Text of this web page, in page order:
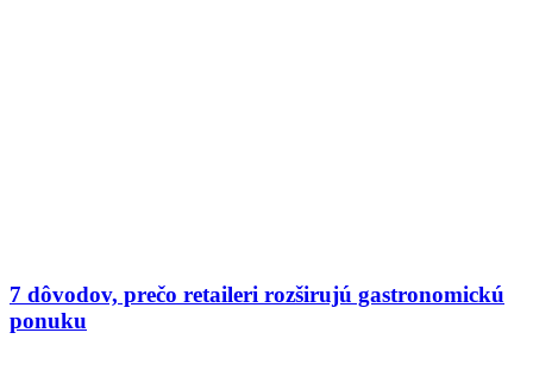
7 dôvodov, prečo retaileri rozširujú gastronomickú
ponuku